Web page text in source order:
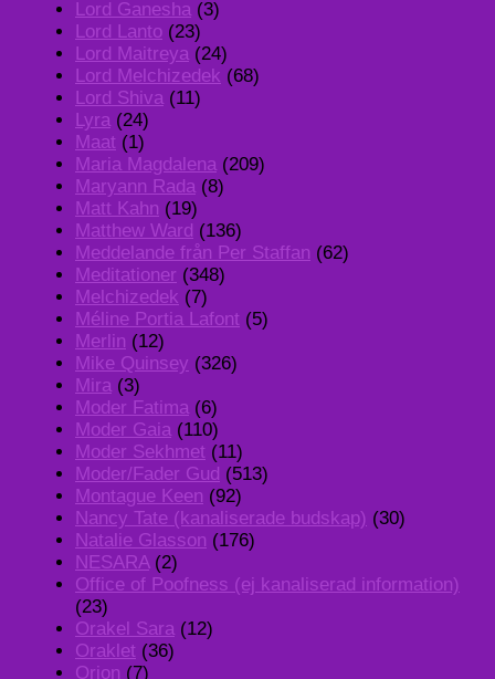
Lord Ganesha (3)
Lord Lanto (23)
Lord Maitreya (24)
Lord Melchizedek (68)
Lord Shiva (11)
Lyra (24)
Maat (1)
Maria Magdalena (209)
Maryann Rada (8)
Matt Kahn (19)
Matthew Ward (136)
Meddelande från Per Staffan (62)
Meditationer (348)
Melchizedek (7)
Méline Portia Lafont (5)
Merlin (12)
Mike Quinsey (326)
Mira (3)
Moder Fatima (6)
Moder Gaia (110)
Moder Sekhmet (11)
Moder/Fader Gud (513)
Montague Keen (92)
Nancy Tate (kanaliserade budskap) (30)
Natalie Glasson (176)
NESARA(2)
Office of Poofness (ej kanaliserad information)
(23)
Orakel Sara (12)
Oraklet (36)
Orion (7)